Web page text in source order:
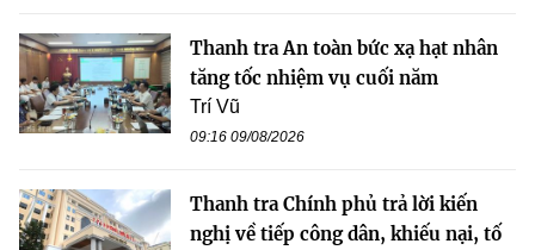
Thanh tra An toàn bức xạ hạt nhân
tăng tốc nhiệm vụ cuối năm
Trí Vũ
09:16 09/08/2026
Thanh tra Chính phủ trả lời kiến
nghị về tiếp công dân, khiếu nại, tố